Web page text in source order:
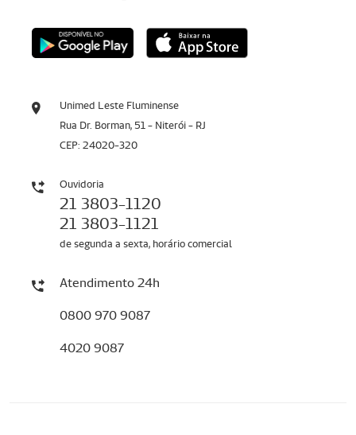
Unimed Leste Fluminense
Rua Dr. Borman, 51 - Niterói - RJ
CEP: 24020-320
Ouvidoria
21 3803-1120
21 3803-1121
de segunda a sexta, horário comercial
Atendimento 24h
0800 970 9087
4020 9087